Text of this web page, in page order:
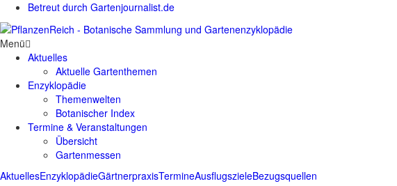
Betreut durch Gartenjournalist.de
AktuellesEnzyklopädieGärtnerpraxisTermineAusflugszieleBezugsquellen
Menü
Aktuelles
Aktuelle Gartenthemen
Enzyklopädie
Themenwelten
Botanischer Index
Termine & Veranstaltungen
Übersicht
Gartenmessen